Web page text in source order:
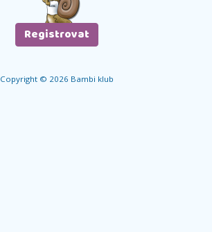
Copyright © 2026 Bambi klub